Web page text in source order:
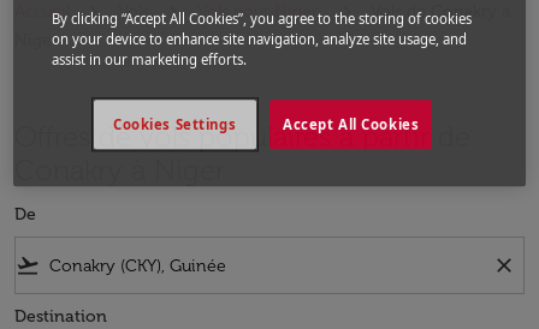
Accueil Vols Vols pour Niger
Vols de Conakry a
Niger
Offres de vols populaires à partir de
De
flight_takeoff close
Destination
By clicking “Accept All Cookies”, you agree to the storing of cookies
on your device to enhance site navigation, analyze site usage, and
assist in our marketing efforts.
Accept All Cookies
Cookies Settings